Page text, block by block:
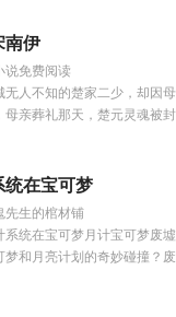
南伊
说免费阅读
无人不知的楚家二少，却因
母亲葬礼那天，楚元灵魂被
统在宝可梦
先生的棺材铺
系统在宝可梦月计宝可梦废
梦和月亮计划的奇妙碰撞？